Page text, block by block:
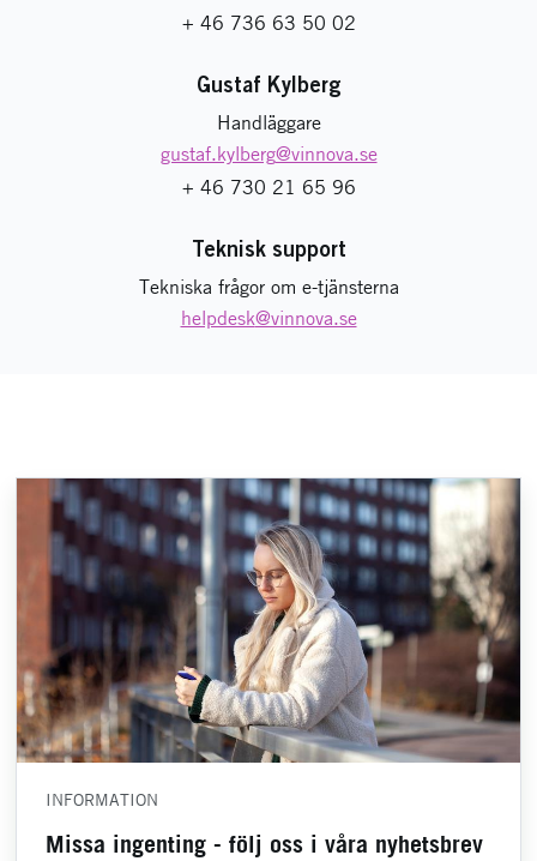
+ 46 736 63 50 02
Gustaf Kylberg
Handläggare
gustaf.kylberg@vinnova.se
+ 46 730 21 65 96
Teknisk support
Tekniska frågor om e-tjänsterna
helpdesk@vinnova.se
INFORMATION
Missa ingenting - följ oss i våra nyhetsbrev